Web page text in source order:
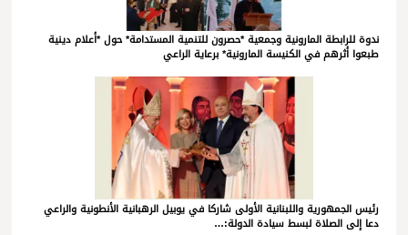
ندوة للرابطة المارونية وجمعية *حصرون للتنمية المستدامة* حول *أعلام دينية
طبعوا أثرهم في الكنيسة المارونية* برعاية الراعي
رئيس الجمهورية واللبنانية الأولى شاركا في يوبيل الرهبانية الأنطونية والراعي
دعا إلى الصلاة لبسط سيادة الدولة:…